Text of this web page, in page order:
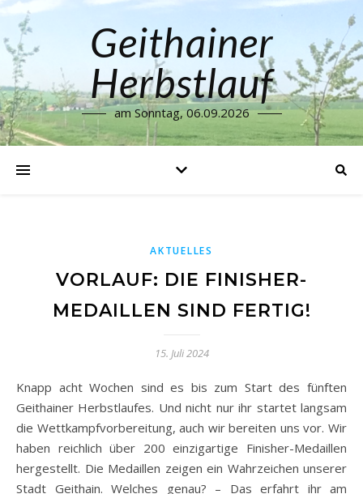
Geithainer
Herbstlauf
am Sonntag, 06.09.2026
AKTUELLES
VORLAUF: DIE FINISHER-
MEDAILLEN SIND FERTIG!
15. Juli 2024
Knapp acht Wochen sind es bis zum Start des fünften
Geithainer Herbstlaufes. Und nicht nur ihr startet langsam
die Wettkampfvorbereitung, auch wir bereiten uns vor. Wir
haben reichlich über 200 einzigartige Finisher-Medaillen
hergestellt. Die Medaillen zeigen ein Wahrzeichen unserer
Stadt Geithain. Welches genau? – Das erfahrt ihr am